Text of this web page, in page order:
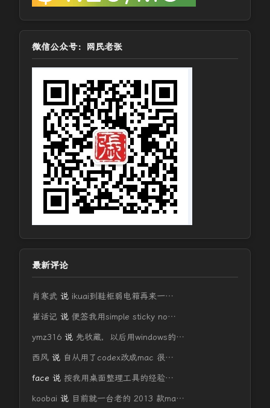
微信公众号：网民老张
最新评论
肖寒武 说 ikuai到鞋柜弱电箱再来一…
崔话记 说 便签我用simple sticky no…
ymz316 说 先收藏，以后用windows的…
西风 说 自从用了codex改成mac 很…
face 说 按我用桌面整理工具的经验…
koobai 说 目前就一台老的 2013 款ma…